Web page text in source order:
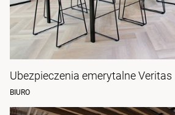
Ubezpieczenia emerytalne Veritas
BIURO